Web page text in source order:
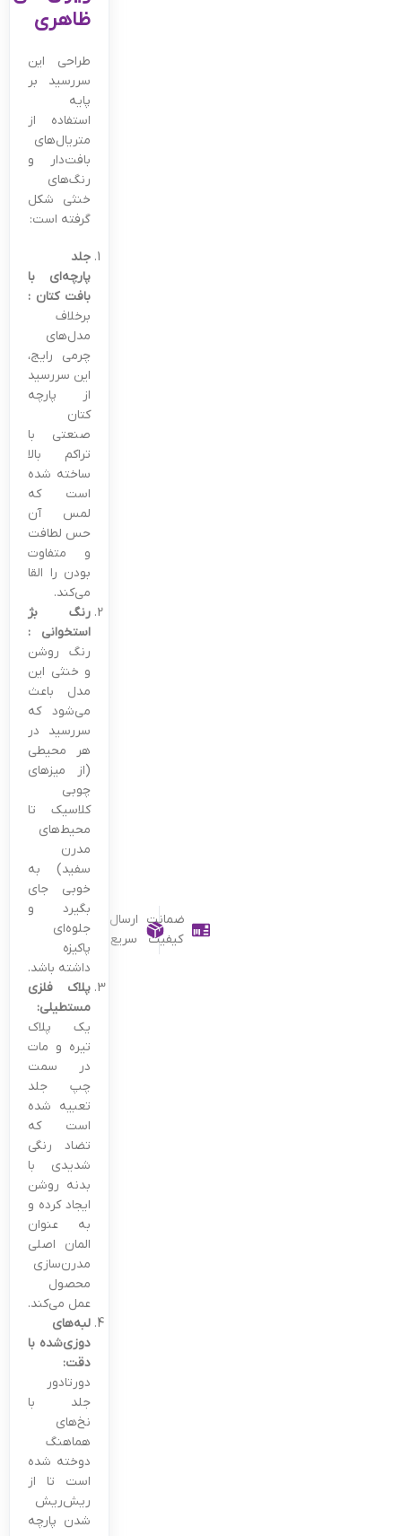
ضمانت
کیفیت
ارسال
سریع
ظاهری
طراحی این
سررسید بر
پایه
استفاده از
متریال‌های
بافت‌دار و
رنگ‌های
خنثی شکل
گرفته است:
جلد
پارچه‌ای با
بافت کتان :
برخلاف
مدل‌های
چرمی رایج،
این سررسید
از پارچه
کتان
صنعتی با
تراکم بالا
ساخته شده
است که
لمس آن
حس لطافت
و متفاوت
بودن را القا
می‌کند.
رنگ بژ
استخوانی :
رنگ روشن
و خنثی این
مدل باعث
می‌شود که
سررسید در
هر محیطی
(از میزهای
چوبی
کلاسیک تا
محیط‌های
مدرن
سفید) به
خوبی جای
بگیرد و
جلوه‌ای
پاکیزه
داشته باشد.
پلاک فلزی
مستطیلی:
یک پلاک
تیره و مات
در سمت
چپ جلد
تعبیه شده
است که
تضاد رنگی
شدیدی با
بدنه روشن
ایجاد کرده و
به عنوان
المان اصلی
مدرن‌سازی
محصول
عمل می‌کند.
لبه‌های
دوزی‌شده با
دقت:
دورتادور
جلد با
نخ‌های
هماهنگ
دوخته شده
است تا از
ریش‌ریش
شدن پارچه